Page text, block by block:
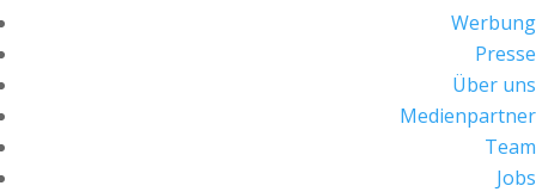
Werbung
Presse
Über uns
Medienpartner
Team
Jobs